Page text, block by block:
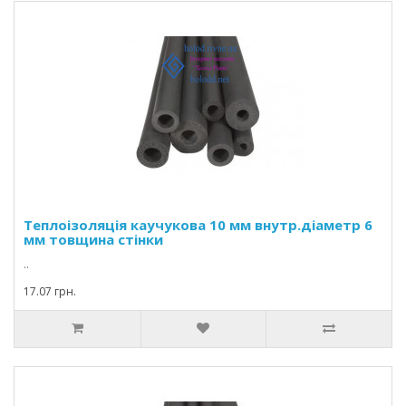
Теплоізоляція каучукова 10 мм внутр.діаметр 6
мм товщина стінки
..
17.07 грн.